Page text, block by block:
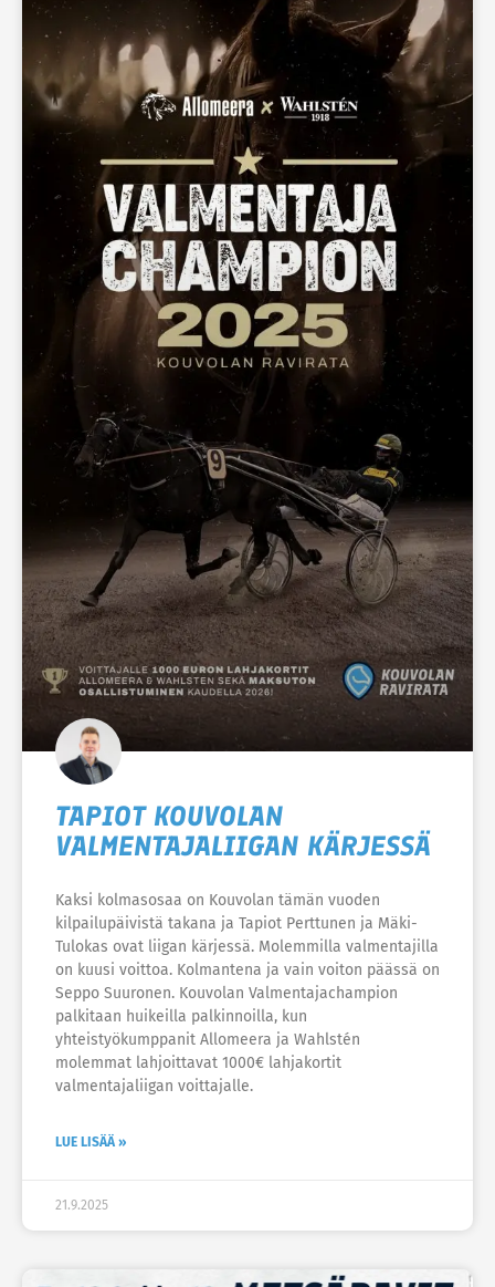
TAPIOT KOUVOLAN
VALMENTAJALIIGAN KÄRJESSÄ
Kaksi kolmasosaa on Kouvolan tämän vuoden
kilpailupäivistä takana ja Tapiot Perttunen ja Mäki-
Tulokas ovat liigan kärjessä. Molemmilla valmentajilla
on kuusi voittoa. Kolmantena ja vain voiton päässä on
Seppo Suuronen. Kouvolan Valmentajachampion
palkitaan huikeilla palkinnoilla, kun
yhteistyökumppanit Allomeera ja Wahlstén
molemmat lahjoittavat 1000€ lahjakortit
valmentajaliigan voittajalle.
LUE LISÄÄ »
21.9.2025